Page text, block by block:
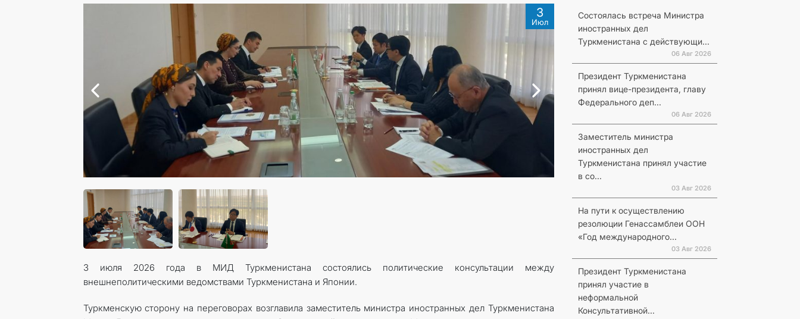
ТУРКМЕНИСТАН
КОНСУЛЬСКИЕ УСЛУГИ
МИД
ЗАПИСЬ НА ПРИЕМ
КОНТАКТНЫЕ ДАННЫЕ
ДОКУМЕНТЫ
3
Июл
3 июля 2026 года в МИД Туркменистана состоялись политические консультации между
внешнеполитическими ведомствами Туркменистана и Японии.
Туркменскую сторону на переговорах возглавила заместитель министра иностранных дел Туркменистана
Состоялась встреча Министра
иностранных дел
Туркменистана с действующи...
06 Авг 2026
Президент Туркменистана
принял вице-президента, главу
Федерального деп...
06 Авг 2026
Заместитель министра
иностранных дел
Туркменистана принял участие
в со...
03 Авг 2026
На пути к осуществлению
резолюции Генассамблеи ООН
«Год международного...
03 Авг 2026
Президент Туркменистана
принял участие в
неформальной
Консультативной...